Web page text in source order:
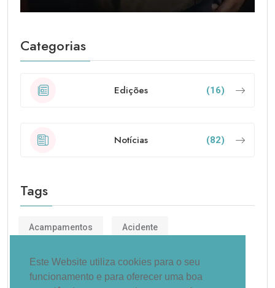
Categorias
Edições (16)
Notícias (82)
Tags
Acampamentos Acidente
Administração Carreta Centro
Este Website utiliza cookies para o seu
funcionamento e para oferecer uma boa